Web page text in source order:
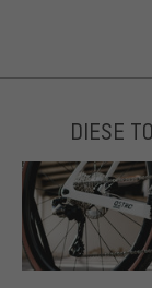
DIESE